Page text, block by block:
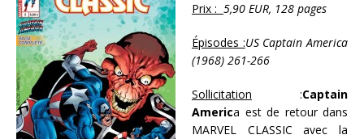
Prix : 5,90 EUR, 128 pages
Épisodes :US Captain America
(1968) 261-266
Sollicitation :Captain
America est de retour dans
MARVEL CLASSIC avec la